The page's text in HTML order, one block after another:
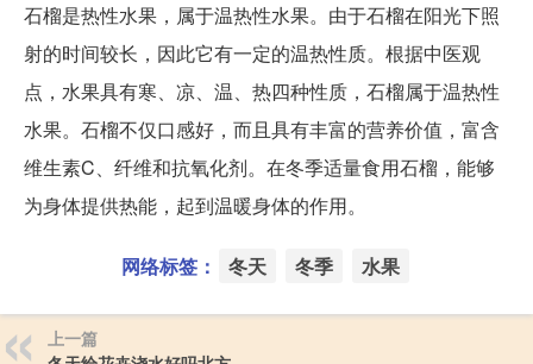
石榴是热性水果，属于温热性水果。由于石榴在阳光下照
射的时间较长，因此它有一定的温热性质。根据中医观
点，水果具有寒、凉、温、热四种性质，石榴属于温热性
水果。石榴不仅口感好，而且具有丰富的营养价值，富含
维生素C、纤维和抗氧化剂。在冬季适量食用石榴，能够
为身体提供热能，起到温暖身体的作用。
网络标签： 冬天 冬季 水果
上一篇